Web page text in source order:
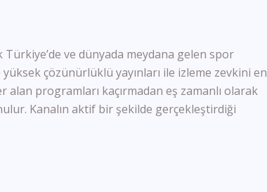
TRT Arapça
Smart Spor HD
Govend Tv
Ronahi Tv
ve dünyada meydana gelen spor
çözünürlüklü yayınları ile izleme zevkini en
alan programları kaçırmadan eş zamanlı olarak
Kanalın aktif bir şekilde gerçekleştirdiği